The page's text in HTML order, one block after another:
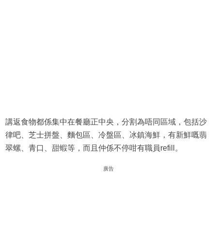
講返食物都係集中在餐廳正中央，分割為唔同區域，包括沙
律吧、芝士拼盤、麵包區、冷盤區、冰鎮海鮮，有新鮮嘅翡
翠螺、青口、甜蝦等，而且仲係不停咁有職員refill。
廣告